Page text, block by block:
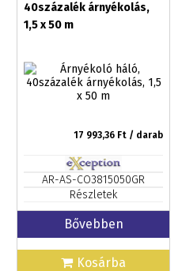
40százalék árnyékolás,
1,5 x 50 m
17 993,36 Ft / darab
AR-AS-CO3815050GR
Részletek
Bővebben
Kosárba